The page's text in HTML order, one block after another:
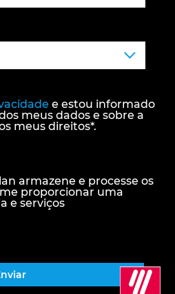
e estou informado
meus dados e sobre a
meus direitos*.
armazene e processe os
proporcionar uma
e serviços